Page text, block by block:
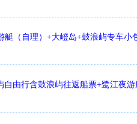
艇（自理）+大嶝岛+鼓浪屿专车小
自由行含鼓浪屿往返船票+鹭江夜